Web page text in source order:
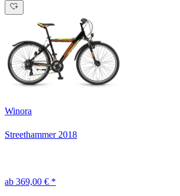
Winora
Streethammer 2018
ab 369,00 € *